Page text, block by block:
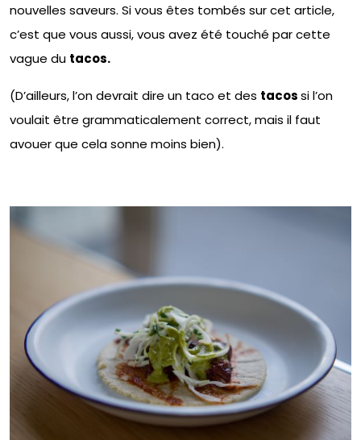
nouvelles saveurs. Si vous êtes tombés sur cet article,
c’est que vous aussi, vous avez été touché par cette
vague du tacos.
(D’ailleurs, l’on devrait dire un taco et des tacossi l’on
voulait être grammaticalement correct, mais il faut
avouer que cela sonne moins bien).